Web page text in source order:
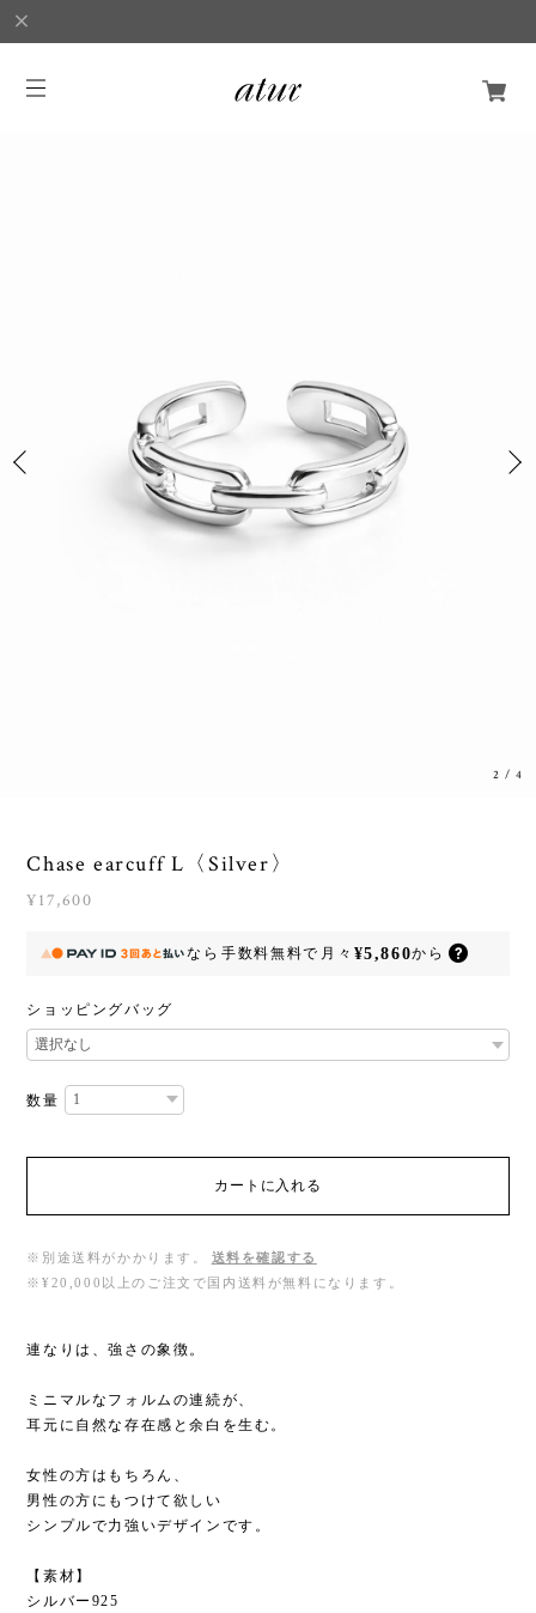
2 /4
Chase earcuff L〈Silver〉
¥17,600
なら 手数料無料で 月々 ¥5,860から
ショッピングバッグ
数量
カートに入れる
※別途送料がかかります。
送料を確認する
※¥20,000以上のご注文で国内送料が無料になります。
連なりは、強さの象徴。
ミニマルなフォルムの連続が、
耳元に自然な存在感と余白を生む。
女性の方はもちろん、
男性の方にもつけて欲しい
シンプルで力強いデザインです。
【素材】
シルバー925